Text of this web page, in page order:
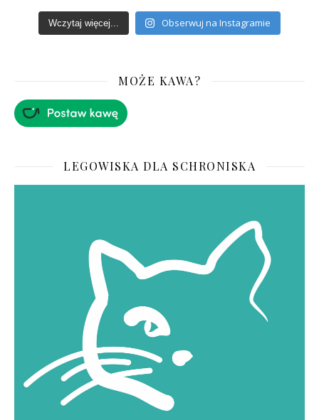
Wczytaj więcej... Obserwuj na Instagramie
MOŻE KAWA?
LEGOWISKA DLA SCHRONISKA